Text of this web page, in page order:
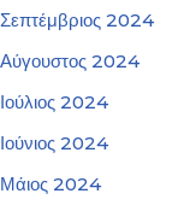
Σεπτέμβριος 2024
Αύγουστος 2024
Ιούλιος 2024
Ιούνιος 2024
Μάιος 2024